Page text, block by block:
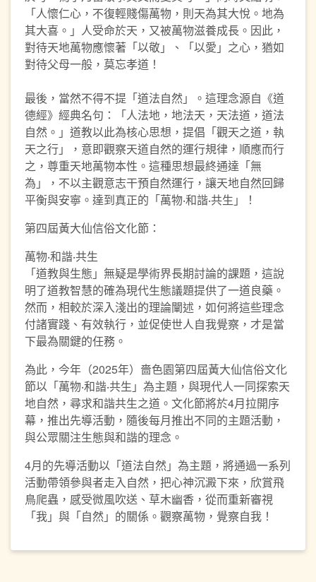
「人懷仁心，不復輕賤傷萬物，則天為其大悅。地為
其大喜。」人受命於天，又被萬物滋養成長。因此，
對待天地萬物應懷著「以敬」、「以愛」之心，猶如
對待父母一般，莫忘孝道！
最後，當然不得不提「道法自然」。這理念源自《道
德經》經典名句：「人法地，地法天，天法道，道法
自然。」道教以此為核心思想，提倡「觀天之道，執
天之行」，意即觀察天道自然的運行規律，順應而行
之，尊重天地萬物本性。這種思想最終通達「無
為」，不以主觀意志干預自然運行，讓天地自然回歸
平衡與安寧。達到真正的「萬物‧和諧‧共生」！
第四屆黃大仙信俗文化節：
萬物‧和諧‧共生
「道教與生態」無疑是學術界長期討論的課題，這說
明了道教智慧的確為現代生態議題提供了一道良藥。
然而，相較於深入淺出的理論闡述，如何將這些理念
付諸實踐、有效執行，並促使世人自我覺察，才是當
下最為關鍵的任務。
為此，今年（2025年）嗇色園第四屆黃大仙信俗文化
節以「萬物‧和諧‧共生」為主題，與現代人一同探索天
地自然，尋求和諧共生之道。文化節將於4月拉開序
幕，推出先導活動，隨後每月推出不同的主題活動，
與公眾關注生態與和諧的理念。
4月的先導活動以「道法自然」為主題，將通過一系列
活動帶領參與者走入自然，把心神沉澱下來，欣賞飛
鳥爬蟲，感受微風吹送、草木幽香，從而重新審視
「我」與「自然」的關係。觀察萬物，覺察自我！